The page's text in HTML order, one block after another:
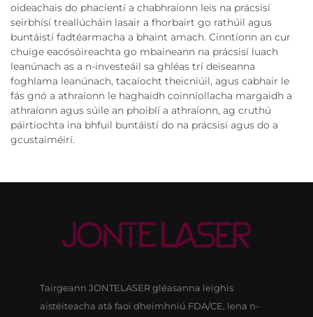
oideachais do phacientí a chabhraíonn leis na prácsisí
seirbhísí treallúcháin lasair a fhorbairt go rathúil agus
buntáistí fadtéarmacha a bhaint amach. Cinntíonn an cur
chuige eacósóireachta go mbaineann na prácsisí luach
leanúnach as a n-investeáil sa ghléas trí deiseanna
foghlama leanúnach, tacaíocht theicniúil, agus cabhair le
fás gnó a athraíonn le haghaidh coinníollacha margaidh a
athraíonn agus súile an phoiblí a athraíonn, ag cruthú
páirtíochta ina bhfuil buntáistí do na prácsisí agus do a
gcustaiméirí.
Tairgeann JONTELASER gléasanna leighis
aistéiteacha atá faoi dheimhniú FDA/CE, lena n-